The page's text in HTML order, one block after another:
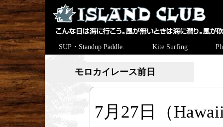
SUP・Standup Paddle. Kite Surfing
モロカイレース前日
7月27日（